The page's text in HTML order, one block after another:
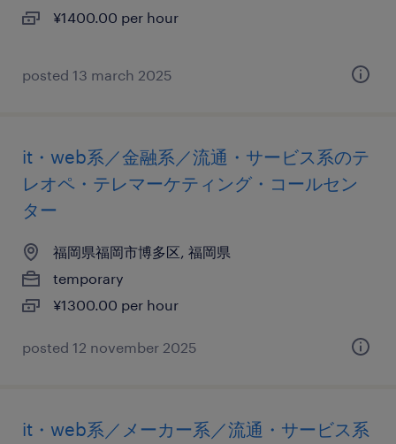
¥1400.00 per hour
posted 13 march 2025
it・web系／金融系／流通・サービス系のテ
レオペ・テレマーケティング・コールセン
ター
福岡県福岡市博多区, 福岡県
temporary
¥1300.00 per hour
posted 12 november 2025
it・web系／メーカー系／流通・サービス系